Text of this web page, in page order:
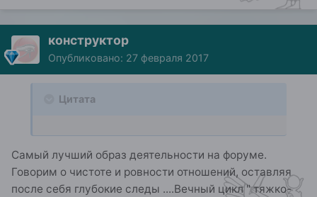
конструктор
Опубликовано: 27 февраля 2017
Цитата
Самый лучший образ деятельности на форуме.
Говорим о чистоте и ровности отношений, оставляя
после себя глубокие следы ....Вечный цикл " тяжко-